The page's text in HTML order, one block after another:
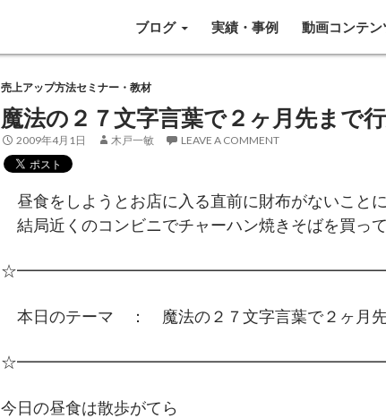
ブログ
実績・事例 動画コンテン
売上アップ方法セミナー・教材
魔法の２７文字言葉で２ヶ月先まで
2009年4月1日 木戸一敏 LEAVE A COMMENT
昼食をしようとお店に入る直前に財布がないこと
結局近くのコンビニでチャーハン焼きそばを買っ
本日のテーマ ： 魔法の２７文字言葉で２ヶ月先
今日の昼食は散歩がてら